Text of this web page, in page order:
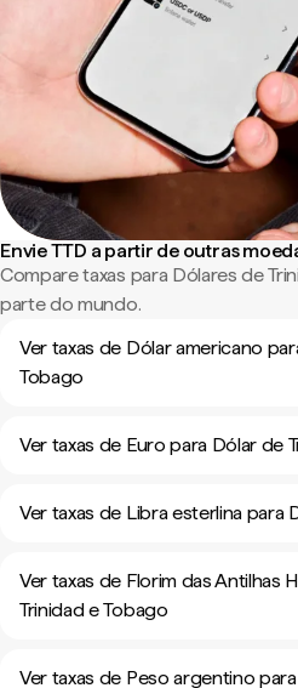
Envie TTD a partir de outras
Compare taxas para Dólares de
parte do mundo.
Ver taxas de Dólar americano
Tobago
Ver taxas de Euro para Dólar de
Ver taxas de Libra esterlina para
Ver taxas de Florim das Antilhas
Trinidad e Tobago
Ver taxas de Peso argentino